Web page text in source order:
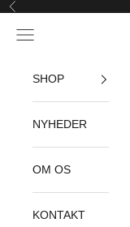
Spring til indhold
Forrige
Åbn navigationsmenu
SHOP
NYHEDER
OM OS
KONTAKT